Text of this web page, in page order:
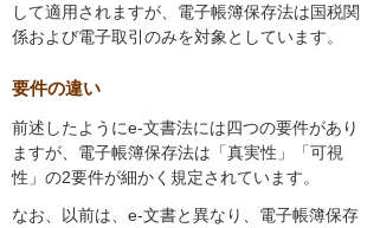
して適用されますが、電子帳簿保存法は国税関
係および電子取引のみを対象としています。
要件の違い
前述したようにe-文書法には四つの要件があり
ますが、電子帳簿保存法は「真実性」「可視
性」の2要件が細かく規定されています。
なお、以前は、e-文書と異なり、電子帳簿保存